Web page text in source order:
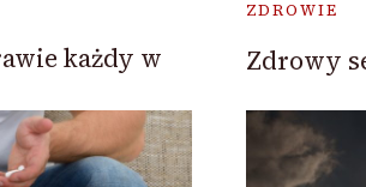
każdy w
ZDROWIE
Zdrowy